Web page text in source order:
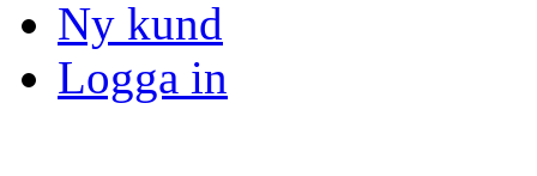
Ny kund
Logga in